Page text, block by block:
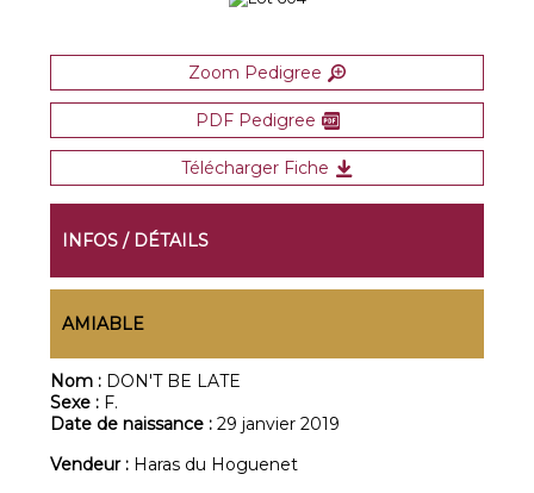
Zoom Pedigree
PDF Pedigree
Télécharger Fiche
INFOS / DÉTAILS
AMIABLE
Nom : DON'T BE LATE
Sexe : F.
Date de naissance :29 janvier 2019
Vendeur : Haras du Hoguenet